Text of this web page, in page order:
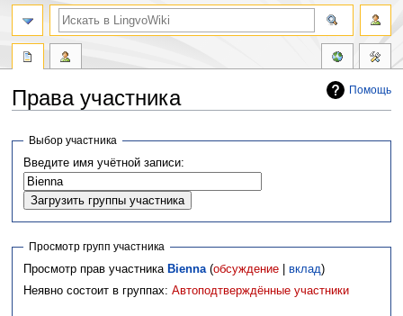
Помощь
Права участника
Перейти
навигации
Перейти
поиску
Выбор участника
Введите имя учётной записи:
Просмотр групп участника
Просмотр прав участника Bienna (обсуждение |вклад)
Неявно состоит в группах:Автоподтверждённые участники